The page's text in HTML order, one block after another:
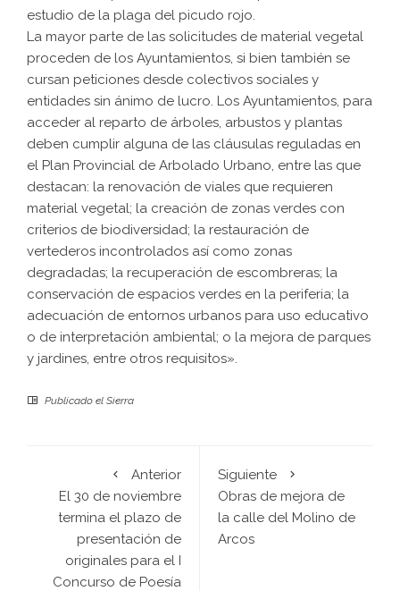
estudio de la plaga del picudo rojo.
La mayor parte de las solicitudes de material vegetal
proceden de los Ayuntamientos, si bien también se
cursan peticiones desde colectivos sociales y
entidades sin ánimo de lucro. Los Ayuntamientos, para
acceder al reparto de árboles, arbustos y plantas
deben cumplir alguna de las cláusulas reguladas en
el Plan Provincial de Arbolado Urbano, entre las que
destacan: la renovación de viales que requieren
material vegetal; la creación de zonas verdes con
criterios de biodiversidad; la restauración de
vertederos incontrolados así como zonas
degradadas; la recuperación de escombreras; la
conservación de espacios verdes en la periferia; la
adecuación de entornos urbanos para uso educativo
o de interpretación ambiental; o la mejora de parques
y jardines, entre otros requisitos».
Publicado el Sierra
Anterior
El 30 de noviembre
termina el plazo de
presentación de
originales para el I
Concurso de Poesía
Siguiente
Obras de mejora de
la calle del Molino de
Arcos